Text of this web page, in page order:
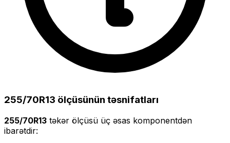
255/70R13 ölçüsünün təsnifatları
255/70R13 təkər ölçüsü üç əsas komponentdən
ibarətdir: